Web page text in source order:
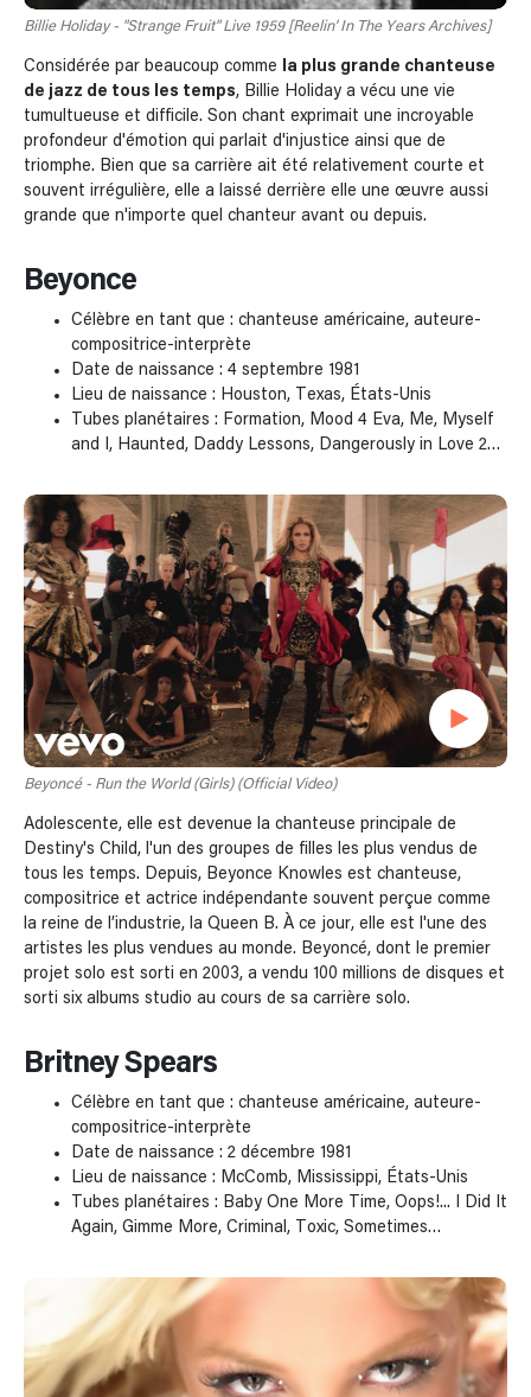
Billie Holiday - "Strange Fruit" Live 1959 [Reelin' In The Years Archives]
Considérée par beaucoup comme
la plus grande chanteuse
de jazz de tous les temps, Billie Holiday a vécu une vie
tumultueuse et difficile. Son chant exprimait une incroyable
profondeur d'émotion qui parlait d'injustice ainsi que de
triomphe. Bien que sa carrière ait été relativement courte et
souvent irrégulière, elle a laissé derrière elle une œuvre aussi
grande que n'importe quel chanteur avant ou depuis.
Beyonce
Célèbre en tant que : chanteuse américaine, auteure-
compositrice-interprète
Date de naissance : 4 septembre 1981
Lieu de naissance : Houston, Texas, États-Unis
Tubes planétaires : Formation, Mood 4 Eva, Me, Myself
and I, Haunted, Daddy Lessons, Dangerously in Love 2…
Beyoncé - Run the World (Girls) (Official Video)
Adolescente, elle est devenue la chanteuse principale de
Destiny's Child, l'un des groupes de filles les plus vendus de
tous les temps. Depuis, Beyonce Knowles est chanteuse,
compositrice et actrice indépendante souvent perçue comme
la reine de l’industrie, la Queen B. À ce jour, elle est l'une des
artistes les plus vendues au monde. Beyoncé, dont le premier
projet solo est sorti en 2003, a vendu 100 millions de disques et
sorti six albums studio au cours de sa carrière solo.
Britney Spears
Célèbre en tant que : chanteuse américaine, auteure-
compositrice-interprète
Date de naissance : 2 décembre 1981
Lieu de naissance : McComb, Mississippi, États-Unis
Tubes planétaires : Baby One More Time, Oops!... I Did It
Again, Gimme More, Criminal, Toxic, Sometimes…